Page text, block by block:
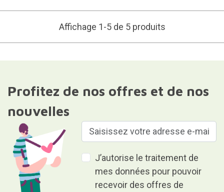
Affichage 1-5 de 5 produits
Profitez de nos offres et de nos
nouvelles
J’autorise le traitement de
mes données pour pouvoir
recevoir des offres de